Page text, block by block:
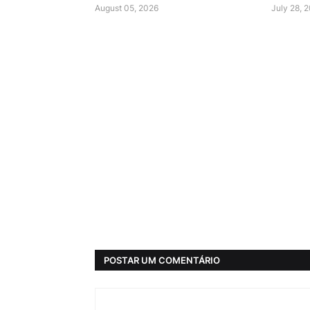
August 05, 2026 July 28,
POSTAR UM COMENTÁRIO